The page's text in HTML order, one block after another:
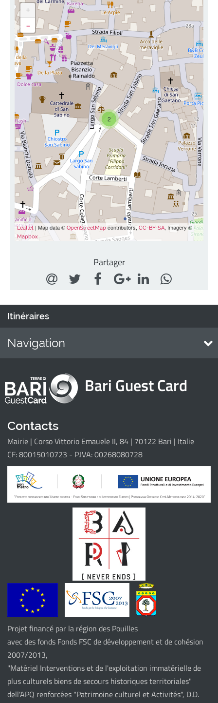
2
+
-
Leaflet | Map data © OpenStreetMap contributors, CC-BY-SA, Imagery ©
Mapbox
Partager
Itinéraires
Navigation
Points d'intérêt
Eventi
Itinéraires
Il progetto
Bari Guest Card
Contacts
Mairie | Corso Vittorio Emauele II, 84 | 70122 Bari | Italie
CF: 80015010723 - P.IVA: 00268080728
Projet financé par la région des Pouilles
avec des fonds Fonds FSC de développement et de cohésion
2007/2013,
"Matériel Interventions et de l'exploitation immatérielle de
plus culturels biens de secours historiques territoriales"
dell'APQ renforcées "Patrimoine culturel et Activités", D.D.